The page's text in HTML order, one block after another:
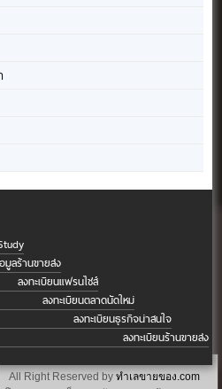
มูลร้านขายส่ง
ลงทะเบียนแฟรนไชส์
ลงทะเบียนตลาดนัดใหม่
ลงทะเบียนธุรกิจน่าสนใจ
ลงทะเบียนร้านขายส่ง
All Right Reserved by ทำเลขายของ.com